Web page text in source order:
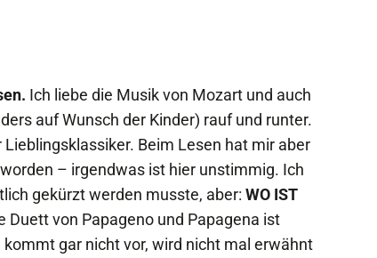
Ich liebe die Musik von Mozart und auch
auf Wunsch der Kinder) rauf und runter.
Beim Lesen hat mir aber
– irgendwas ist hier unstimmig. Ich
gekürzt werden musste, aber: WO IST
Duett von Papageno und Papagena ist
gar nicht vor, wird nicht mal erwähnt